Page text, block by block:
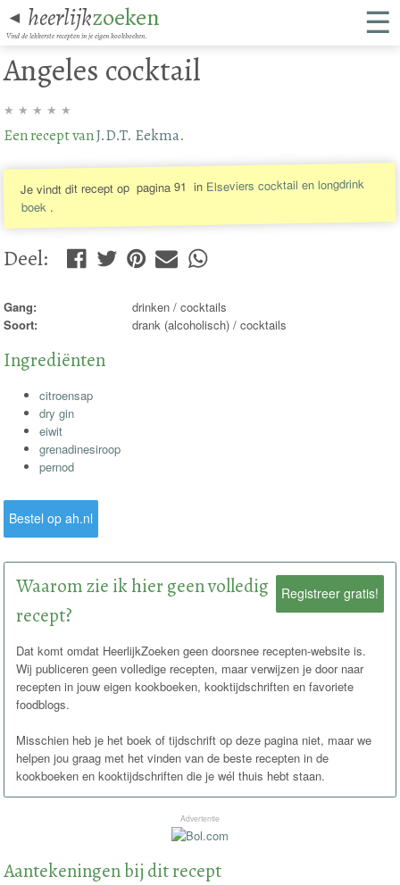
◄ heerlijkzoeken
Vind de lekkerste recepten in je eigen kookboeken. ☰
Angeles cocktail
★ ★ ★ ★ ★
Een recept vanJ.D.T. Eekma.
Je vindt dit recept op pagina 91 in Elseviers cocktail en longdrink
boek.
Deel:
Gang:
drinken / cocktails
Soort:
drank (alcoholisch) / cocktails
Ingrediënten
citroensap
dry gin
eiwit
grenadinesiroop
pernod
Bestel op ah.nl
Registreer gratis!
Waarom zie ik hier geen volledig
recept?
Dat komt omdat HeerlijkZoeken geen doorsnee recepten-website is.
Wij publiceren geen volledige recepten, maar verwijzen je door naar
recepten in jouw eigen kookboeken, kooktijdschriften en favoriete
foodblogs.
Misschien heb je het boek of tijdschrift op deze pagina niet, maar we
helpen jou graag met het vinden van de beste recepten in de
kookboeken en kooktijdschriften die je wél thuis hebt staan.
Advertentie
Aantekeningen bij dit recept